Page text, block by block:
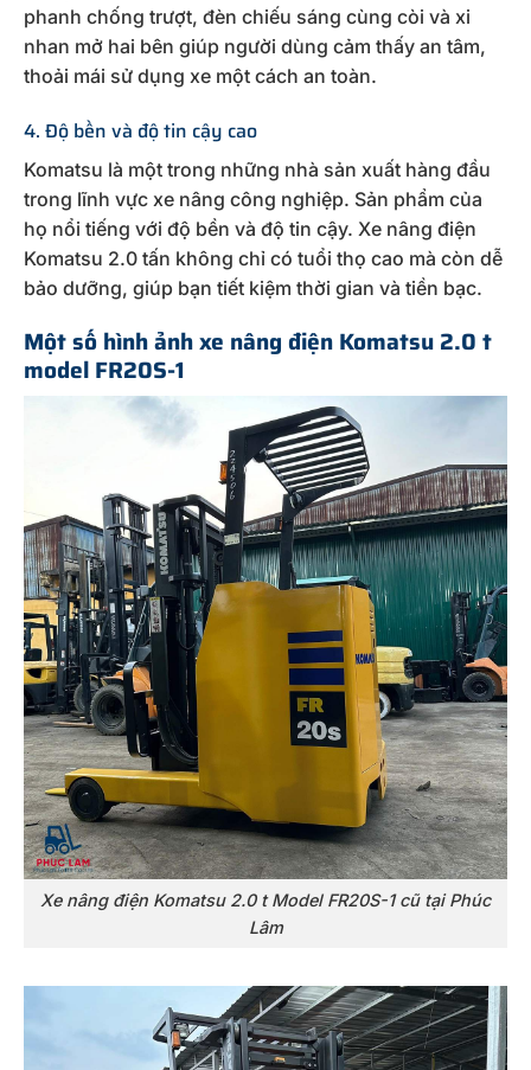
phanh chống trượt, đèn chiếu sáng cùng còi và xi
nhan mở hai bên giúp người dùng cảm thấy an tâm,
thoải mái sử dụng xe một cách an toàn.
4. Độ bền và độ tin cậy cao
Komatsu là một trong những nhà sản xuất hàng đầu
trong lĩnh vực xe nâng công nghiệp. Sản phẩm của
họ nổi tiếng với độ bền và độ tin cậy. Xe nâng điện
Komatsu 2.0 tấn không chỉ có tuổi thọ cao mà còn dễ
bảo dưỡng, giúp bạn tiết kiệm thời gian và tiền bạc.
Một số hình ảnhxe nâng điện Komatsu 2.0 t
model FR20S-1
Xe nâng điện Komatsu 2.0 t Model FR20S-1 cũ tại Phúc
Lâm